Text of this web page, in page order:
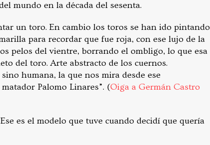
mundo en la década del sesenta.
un toro. En cambio los toros se han ido pintando
para recordar que fue roja, con ese lujo de la
pelos del vientre, borrando el ombligo, lo que esa
del toro. Arte abstracto de los cuernos.
humana, la que nos mira desde ese
Palomo Linares”. (Oiga a Germán Castro
es el modelo que tuve cuando decidí que quería